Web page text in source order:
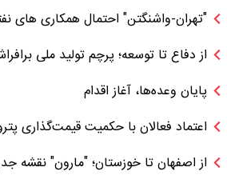
"تهران-واشنگتن" احتمال همکاری های
از دفاع تا توسعه؛ پرچم تولید ملی
پایان وعده‌ها، آغاز اقدام
اعتماد فعالان با حکمیت قیمت‌گذاری
از اصفهان تا خوزستان؛ "مارون" نقشه